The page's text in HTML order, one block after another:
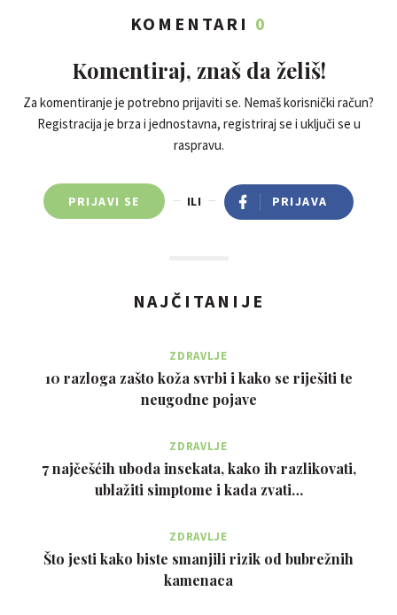
KOMENTARI 0
Komentiraj, znaš da želiš!
Za komentiranje je potrebno prijaviti se. Nemaš korisnički račun?
Registracija je brza i jednostavna, registriraj se i uključi se u
raspravu.
PRIJAVI SE ILI PRIJAVA
NAJČITANIJE
ZDRAVLJE
10 razloga zašto koža svrbi i kako se riješiti te
neugodne pojave
ZDRAVLJE
7 najčešćih uboda insekata, kako ih razlikovati,
ublažiti simptome i kada zvati…
ZDRAVLJE
Što jesti kako biste smanjili rizik od bubrežnih
kamenaca